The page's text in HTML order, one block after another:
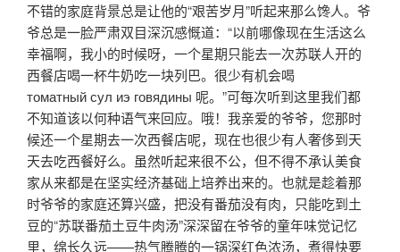
不错的家庭背景总是让他的“艰苦岁月”听起来那么馋人。爷
爷总是一脸严肃双目深沉感慨道：“以前哪像现在生活这么
幸福啊，我小的时候呀，一个星期只能去一次苏联人开的
西餐店喝一杯牛奶吃一块列巴。很少有机会喝
томатный сул иэ говядины 呢。”可每次听到这里我们都
不知道该以何种语气来回应。哦！我亲爱的爷爷，您那时
候还一个星期去一次西餐店呢，现在也很少有人奢侈到天
天去吃西餐好么。虽然听起来很不公，但不得不承认美食
家从来都是在坚实经济基础上培养出来的。也就是趁着那
时爷爷的家庭还算兴盛，把没有番茄没有肉，只能吃到土
豆的“苏联番茄土豆牛肉汤”深深留在爷爷的童年味觉记忆
里，绵长久远——热气腾腾的一锅深红色浓汤，煮得快要